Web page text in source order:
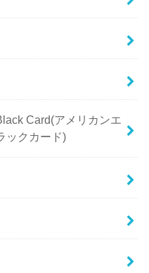
Card(アメリカンエ
ックカード)